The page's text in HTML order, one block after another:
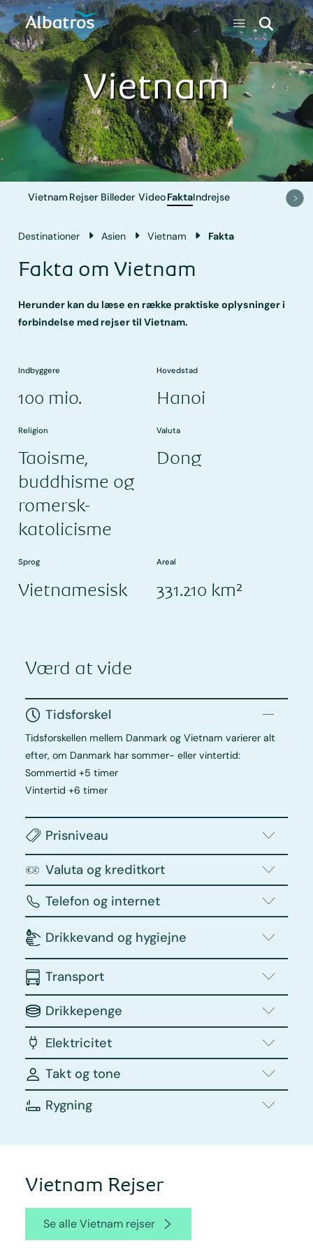
Vietnam
Vietnam Rejser Billeder VideoFaktaIndrejse
Destinationer Asien Vietnam Fakta
Fakta om Vietnam
Herunder kan du læse en række praktiske oplysninger i
forbindelse med rejser til Vietnam.
Indbyggere
100 mio.
Hovedstad
Hanoi
Religion
Taoisme,
buddhisme og
romersk-
katolicisme
Valuta
Dong
Sprog
Vietnamesisk
Areal
331.210 km²
Værd at vide
Tidsforskel
Tidsforskellen mellem Danmark og Vietnam varierer alt
efter, om Danmark har sommer- eller vintertid:
Sommertid +5 timer
Vintertid +6 timer
Prisniveau
Valuta og kreditkort
Telefon og internet
Drikkevand og hygiejne
Transport
Drikkepenge
Elektricitet
Takt og tone
Rygning
Vietnam Rejser
Se alle Vietnam rejser